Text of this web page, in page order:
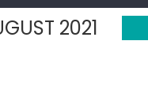
2021